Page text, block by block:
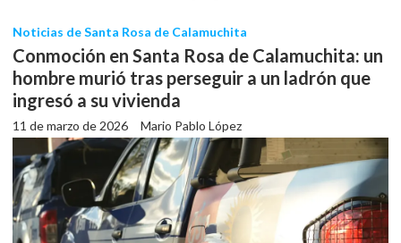
Conmoción en Santa Rosa de Calamuchita: un
hombre murió tras perseguir a un ladrón que
ingresó a su vivienda
Mario Pablo López
Noticias de Santa Rosa de Calamuchita
11 de marzo de 2026